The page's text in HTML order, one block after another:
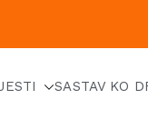
SASTAV KO